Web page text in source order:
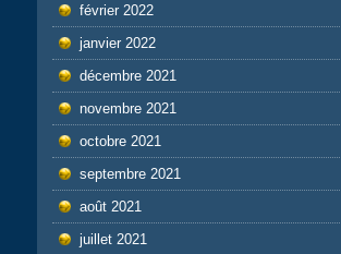
février 2022
janvier 2022
décembre 2021
novembre 2021
octobre 2021
septembre 2021
août 2021
juillet 2021